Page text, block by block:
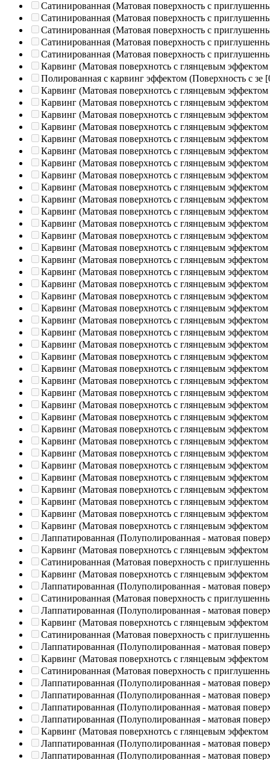
Сатинированная (Матовая поверхность с
Сатинированная (Матовая поверхность с
Сатинированная (Матовая поверхность с
Сатинированная (Матовая поверхность с
Сатинированная (Матовая поверхность с
Карвинг (Матовая поверхнотсь с глянцевым эффектом
Полированная c карвинг эффектом (Поверхность с зе
Карвинг (Матовая поверхнотсь с глянцевым эффектом
Карвинг (Матовая поверхнотсь с глянцевым эффектом
Карвинг (Матовая поверхнотсь с глянцевым эффектом
Карвинг (Матовая поверхнотсь с глянцевым эффектом
Карвинг (Матовая поверхнотсь с глянцевым эффектом
Карвинг (Матовая поверхнотсь с глянцевым эффектом
Карвинг (Матовая поверхнотсь с глянцевым эффектом
Карвинг (Матовая поверхнотсь с глянцевым эффектом
Карвинг (Матовая поверхнотсь с глянцевым эффектом
Карвинг (Матовая поверхнотсь с глянцевым эффектом
Карвинг (Матовая поверхнотсь с глянцевым эффектом
Карвинг (Матовая поверхнотсь с глянцевым эффектом
Карвинг (Матовая поверхнотсь с глянцевым эффектом
Карвинг (Матовая поверхнотсь с глянцевым эффектом
Карвинг (Матовая поверхнотсь с глянцевым эффектом
Карвинг (Матовая поверхнотсь с глянцевым эффектом
Карвинг (Матовая поверхнотсь с глянцевым эффектом
Карвинг (Матовая поверхнотсь с глянцевым эффектом
Карвинг (Матовая поверхнотсь с глянцевым эффектом
Карвинг (Матовая поверхнотсь с глянцевым эффектом
Карвинг (Матовая поверхнотсь с глянцевым эффектом
Карвинг (Матовая поверхнотсь с глянцевым эффектом
Карвинг (Матовая поверхнотсь с глянцевым эффектом
Карвинг (Матовая поверхнотсь с глянцевым эффектом
Карвинг (Матовая поверхнотсь с глянцевым эффектом
Карвинг (Матовая поверхнотсь с глянцевым эффектом
Карвинг (Матовая поверхнотсь с глянцевым эффектом
Карвинг (Матовая поверхнотсь с глянцевым эффектом
Карвинг (Матовая поверхнотсь с глянцевым эффектом
Карвинг (Матовая поверхнотсь с глянцевым эффектом
Карвинг (Матовая поверхнотсь с глянцевым эффектом
Карвинг (Матовая поверхнотсь с глянцевым эффектом
Карвинг (Матовая поверхнотсь с глянцевым эффектом
Карвинг (Матовая поверхнотсь с глянцевым эффектом
Карвинг (Матовая поверхнотсь с глянцевым эффектом
Карвинг (Матовая поверхнотсь с глянцевым эффектом
Карвинг (Матовая поверхнотсь с глянцевым эффектом
Лаппатированная (Полуполированная - матовая
Карвинг (Матовая поверхнотсь с глянцевым эффектом
Сатинированная (Матовая поверхность с
Карвинг (Матовая поверхнотсь с глянцевым эффектом
Лаппатированная (Полуполированная - матовая
Сатинированная (Матовая поверхность с
Лаппатированная (Полуполированная - матовая
Карвинг (Матовая поверхнотсь с глянцевым эффектом
Сатинированная (Матовая поверхность с
Лаппатированная (Полуполированная - матовая
Карвинг (Матовая поверхнотсь с глянцевым эффектом
Сатинированная (Матовая поверхность с
Лаппатированная (Полуполированная - матовая
Лаппатированная (Полуполированная - матовая
Лаппатированная (Полуполированная - матовая
Лаппатированная (Полуполированная - матовая
Карвинг (Матовая поверхнотсь с глянцевым эффектом
Лаппатированная (Полуполированная - матовая
Лаппатированная (Полуполированная - матовая